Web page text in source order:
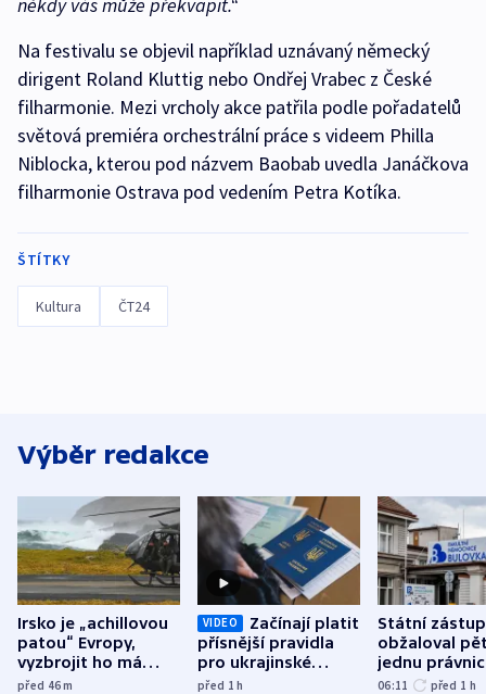
někdy vás může překvapit.“
Na festivalu se objevil například uznávaný německý
dirigent Roland Kluttig nebo Ondřej Vrabec z České
filharmonie. Mezi vrcholy akce patřila podle pořadatelů
světová premiéra orchestrální práce s videem Philla
Niblocka, kterou pod názvem Baobab uvedla Janáčkova
filharmonie Ostrava pod vedením Petra Kotíka.
ŠTÍTKY
Kultura ČT24
Výběr redakce
Irsko je „achillovou
patou“ Evropy,
vyzbrojit ho má
Francie
před 46m
VIDEO
Začínají platit
přísnější pravidla
pro ukrajinské
uprchlíky
před 1h
Státní
obžaloval
jednu
osobu v
06:11 před 1 h